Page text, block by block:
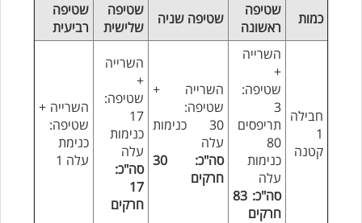
כמות
שטיפה
ראשונה
שטיפה שניה
שטיפה
שלישית
שטיפה
רביעית
חבילה
1
קטנה
השרייה
+
שטיפה:
3
תריפסים
80
כנימות
עלה
סה"כ: 83
חרקים
השרייה +
שטיפה:
30 כנימות
עלה
סה"כ: 30
חרקים
השרייה
+
שטיפה:
17
כנימות
עלה
סה"כ:
17
חרקים
השרייה +
שטיפה:
כנימת
עלה 1